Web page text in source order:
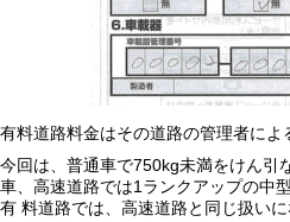
有料道路料金はその道路の管理者によ
今回は、普通車で750kg未満をけん引
車、高速道路では1ランクアップの中
有 料道路では、高速道路と同じ扱いに